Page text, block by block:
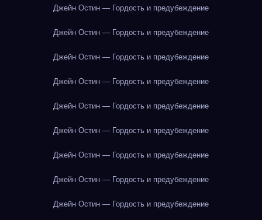
Джейн Остин — Гордость и предубеждение
Джейн Остин — Гордость и предубеждение
Джейн Остин — Гордость и предубеждение
Джейн Остин — Гордость и предубеждение
Джейн Остин — Гордость и предубеждение
Джейн Остин — Гордость и предубеждение
Джейн Остин — Гордость и предубеждение
Джейн Остин — Гордость и предубеждение
Джейн Остин — Гордость и предубеждение